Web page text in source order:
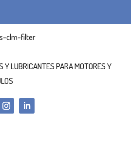
Y LUBRICANTES PARA MOTORES Y